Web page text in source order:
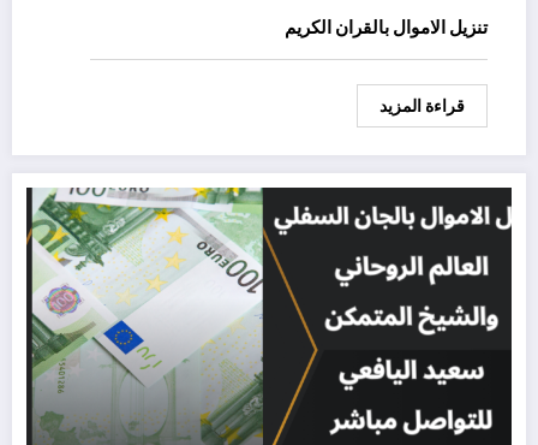
تنزيل الاموال بالقران الكريم
قراءة المزيد